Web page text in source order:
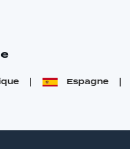
Espagne